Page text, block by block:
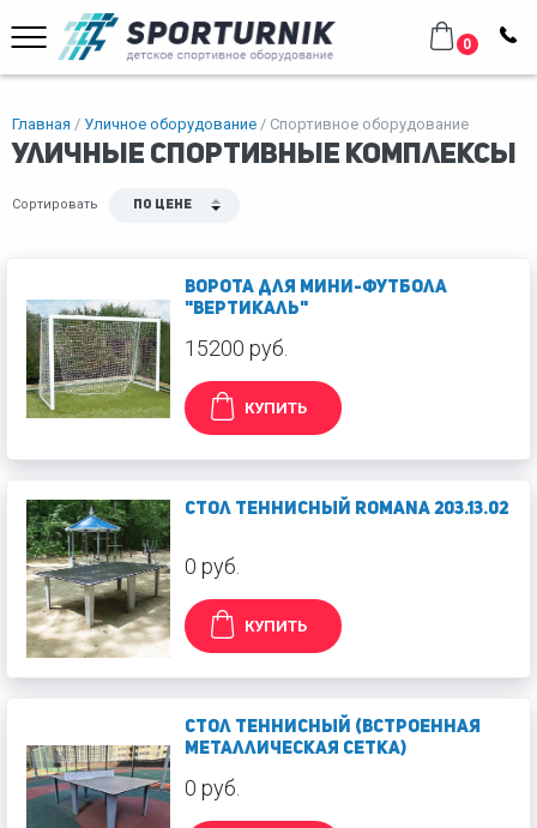
0
Главная Уличное оборудование Спортивное оборудование
Уличные спортивные комплексы
Сортировать По цене
Ворота для мини-футбола
"Вертикаль"
15200 руб.
КУПИТЬ
Стол теннисный Romana 203.13.02
0 руб.
КУПИТЬ
Стол теннисный (встроенная
металлическая сетка)
0 руб.